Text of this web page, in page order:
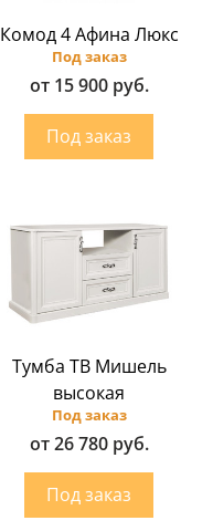
Комод 4 Афина Люкс
Под заказ
от 15 900 руб.
Тумба ТВ Мишель
высокая
Под заказ
от 26 780 руб.